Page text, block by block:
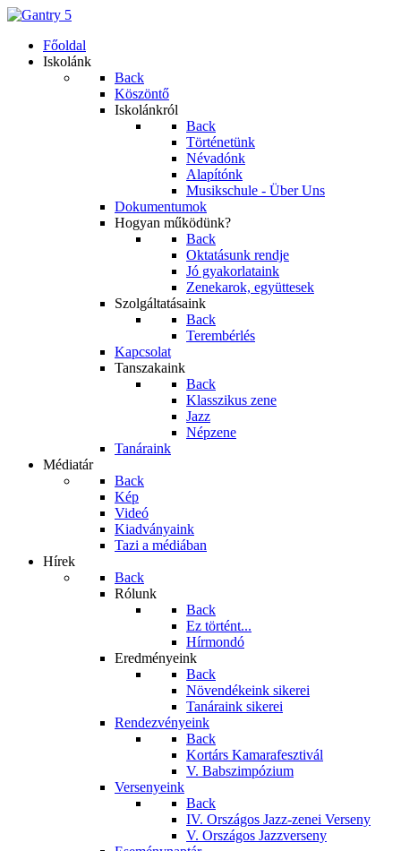
Főoldal
Iskolánk
Back
Köszöntő
Iskolánkról
Back
Történetünk
Névadónk
Alapítónk
Musikschule - Über Uns
Dokumentumok
Hogyan működünk?
Back
Oktatásunk rendje
Jó gyakorlataink
Zenekarok, együttesek
Szolgáltatásaink
Back
Terembérlés
Kapcsolat
Tanszakaink
Back
Klasszikus zene
Jazz
Népzene
Tanáraink
Médiatár
Back
Kép
Videó
Kiadványaink
Tazi a médiában
Hírek
Back
Rólunk
Back
Ez történt...
Hírmondó
Eredményeink
Back
Növendékeink sikerei
Tanáraink sikerei
Rendezvényeink
Back
Kortárs Kamarafesztivál
V. Babszimpózium
Versenyeink
Back
IV. Országos Jazz-zenei Verseny
V. Országos Jazzverseny